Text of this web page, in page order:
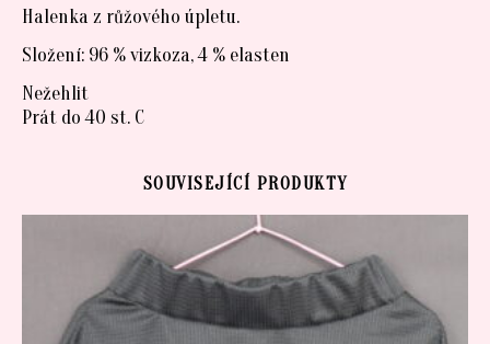
Halenka z růžového úpletu.
Složení: 96 % vizkoza, 4 % elasten
Nežehlit
Prát do 40 st. C
SOUVISEJÍCÍ PRODUKTY